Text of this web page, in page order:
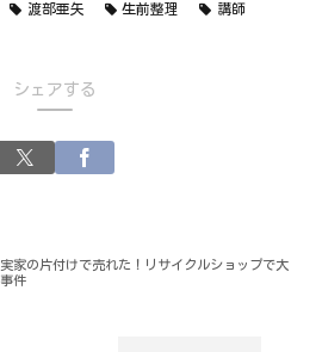
渡部亜矢 生前整理 講師
シェアする
実家の片付けで売れた！リサイクルショップで大
事件